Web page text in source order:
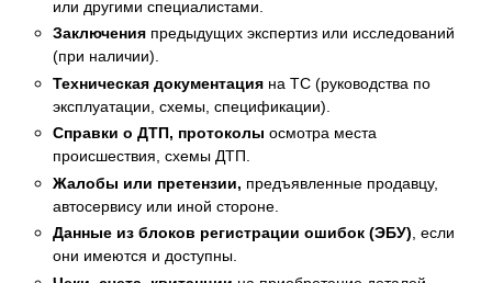
или другими специалистами.
Заключения предыдущих экспертиз или исследований
(при наличии).
Техническая документация на ТС (руководства по
эксплуатации, схемы, спецификации).
Справки о ДТП, протоколы осмотра места
происшествия, схемы ДТП.
Жалобы или претензии, предъявленные продавцу,
автосервису или иной стороне.
Данные из блоков регистрации ошибок (ЭБУ), если
они имеются и доступны.